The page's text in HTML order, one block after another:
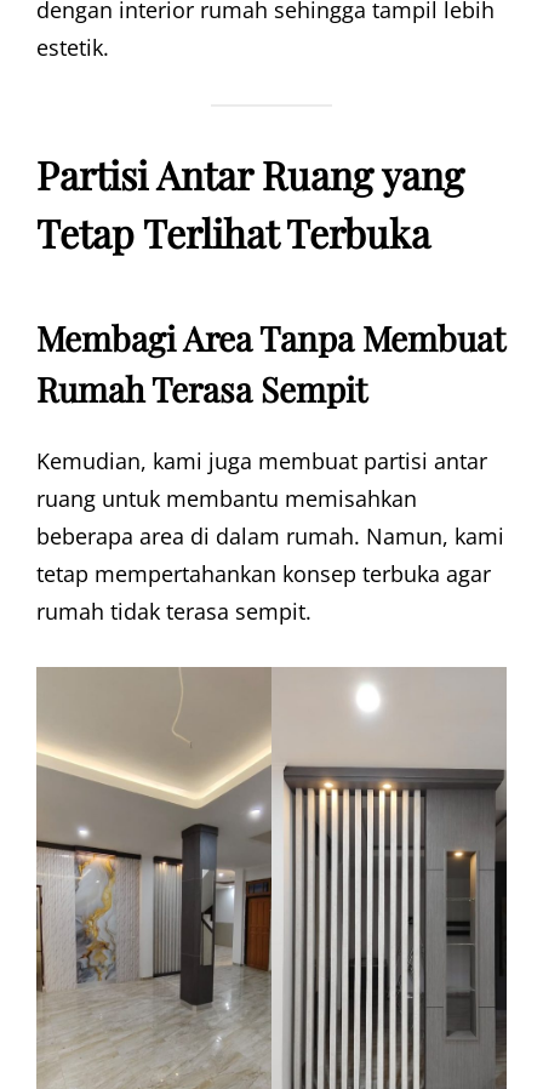
dengan interior rumah sehingga tampil lebih
estetik.
Partisi Antar Ruang yang
Tetap Terlihat Terbuka
Membagi Area Tanpa Membuat
Rumah Terasa Sempit
Kemudian, kami juga membuat partisi antar
ruang untuk membantu memisahkan
beberapa area di dalam rumah. Namun, kami
tetap mempertahankan konsep terbuka agar
rumah tidak terasa sempit.